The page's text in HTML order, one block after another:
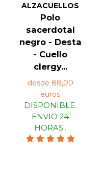
ALZACUELLOS
Polo
sacerdotal
negro - Desta
- Cuello
clergy...
desde 88,00
euros
DISPONIBLE.
ENVIO 24
HORAS..